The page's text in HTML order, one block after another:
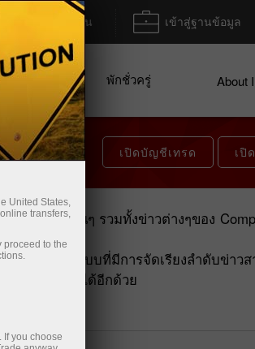
ฝาก/ถอน เข้าสู่ฐานข้อมูล
พักชั่วครู่ About
เปิดบัญชีเทรด เปิ
แบบสดๆร้อนๆ รวมทั้งข่าวต่างๆของ
จะเป็นรูปแบบที่มีการจัดเรียงลำดับข่าวส
ข่าวที่เข้ามาได้อีกด้วย
United States,
transfers,
proceed to the
If you choose